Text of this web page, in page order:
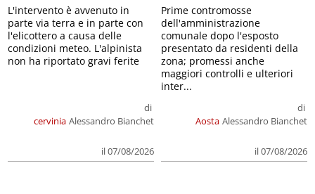
cervinia
di
Alessandro Bianchet
il 07/08/2026
L'intervento è avvenuto in
parte via terra e in parte con
l'elicottero a causa delle
condizioni meteo. L'alpinista
non ha riportato gravi ferite
Aosta
di
Alessandro Bianchet
il 07/08/2026
Prime contromosse
dell'amministrazione
comunale dopo l'esposto
presentato da residenti della
zona; promessi anche
maggiori controlli e ulteriori
inter...